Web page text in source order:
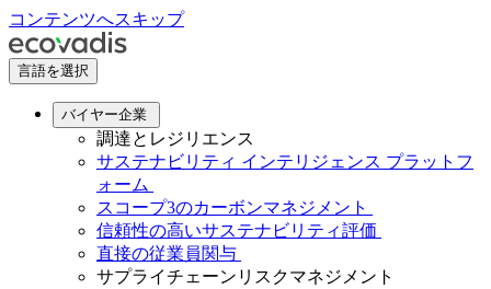
コンテンツへスキップ
言語を選択
バイヤー企業
調達とレジリエンス
サステナビリティ インテリジェンス プラットフ
ォーム
スコープ3のカーボンマネジメント
信頼性の高いサステナビリティ評価
直接の従業員関与
サプライチェーンリスクマネジメント